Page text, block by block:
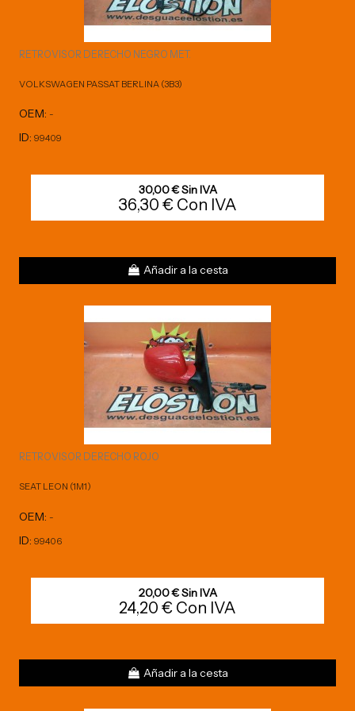
RETROVISOR DERECHO NEGRO MET.
VOLKSWAGEN PASSAT BERLINA (3B3)
OEM: -
ID: 99409
30,00 € Sin IVA
36,30 € Con IVA
Añadir a la cesta
RETROVISOR DERECHO ROJO
SEAT LEON (1M1)
OEM: -
ID: 99406
20,00 € Sin IVA
24,20 € Con IVA
Añadir a la cesta